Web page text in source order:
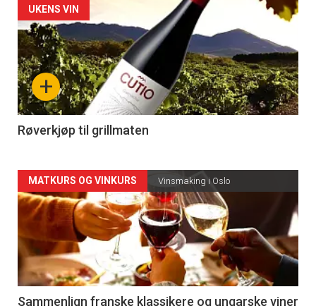
Forsiden
akkurat
nå
-
4
+
UKENS VIN
Røverkjøp til grillmaten
Forsiden
akkurat
nå
-
MATKURS OG VINKURS Vinsmaking i Oslo
Sammenlign franske klassikere og ungarske viner